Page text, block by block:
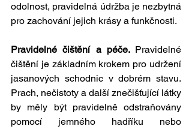
odolnost, pravidelná údržba je nezbytná
pro zachování jejich krásy a funkčnosti.
Pravidelné čištění a péče. Pravidelné
čištění je základním krokem pro udržení
jasanových schodnic v dobrém stavu.
Prach, nečistoty a další znečišťující látky
by měly být pravidelně odstraňovány
pomocí jemného hadříku nebo